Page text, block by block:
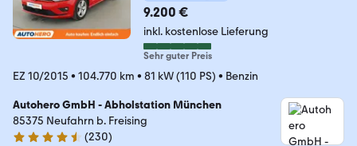
9.200 €
inkl. kostenlose Lieferung
Sehr guter Preis
EZ 10/2015 • 104.770 km • 81 kW (110 PS) • Benzin
Autohero GmbH - Abholstation München
85375 Neufahrn b. Freising
(230)